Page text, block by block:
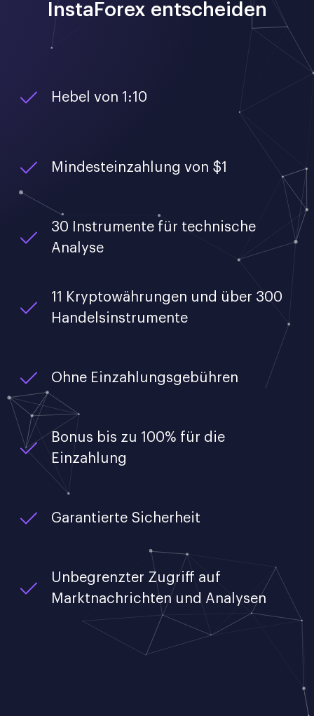
InstaForex entscheiden
Hebel von 1:10
Mindesteinzahlung von $1
30 Instrumente für technische
Analyse
11 Kryptowährungen und über 300
Handelsinstrumente
Ohne Einzahlungsgebühren
Bonus bis zu 100% für die
Einzahlung
Garantierte Sicherheit
Unbegrenzter Zugriff auf
Marktnachrichten und Analysen